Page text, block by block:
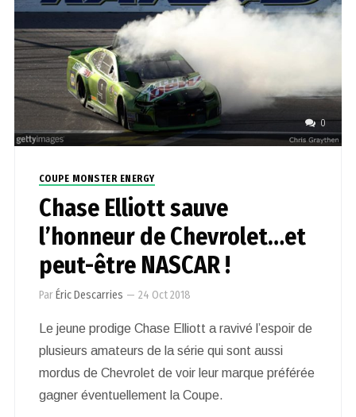
0
COUPE MONSTER ENERGY
Chase Elliott sauve
l’honneur de Chevrolet…et
peut-être NASCAR !
ParÉric Descarries — 24 Oct 2018
Le jeune prodige Chase Elliott a ravivé l’espoir de
plusieurs amateurs de la série qui sont aussi
mordus de Chevrolet de voir leur marque préférée
gagner éventuellement la Coupe.